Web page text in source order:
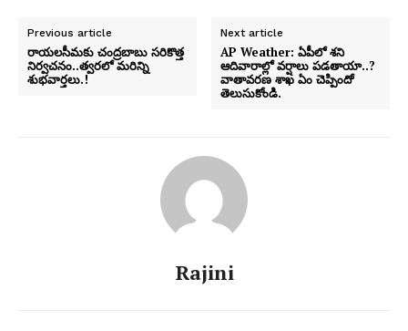
Previous article
రాయలసీమకు చంద్రబాబు సరికొత్త
నిర్వచనం..త్వరలో మరిన్ని
శుభవార్తలు.!
Next article
AP Weather: ఏపీలో శని
ఆదివారాల్లో వర్షాలు పడతాయా..?
వాతావరణ శాఖ ఏం చెప్పిందో
తెలుసుకోండి.
Rajini